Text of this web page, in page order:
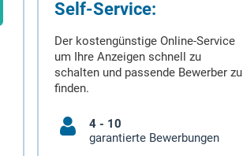
Self-Service:
Der kostengünstige Online-Service
um Ihre Anzeigen schnell zu
schalten und passende Bewerber zu
finden.
4 - 10
garantierte Bewerbungen